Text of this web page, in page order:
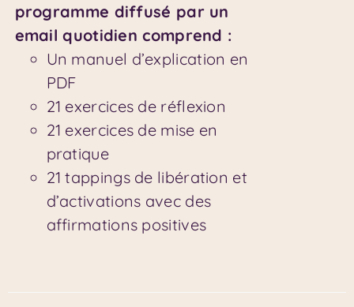
programme diffusé par un
email quotidien comprend :
Un manuel d’explication en
PDF
21 exercices de réflexion
21 exercices de mise en
pratique
21 tappings de libération et
d’activations avec des
affirmations positives